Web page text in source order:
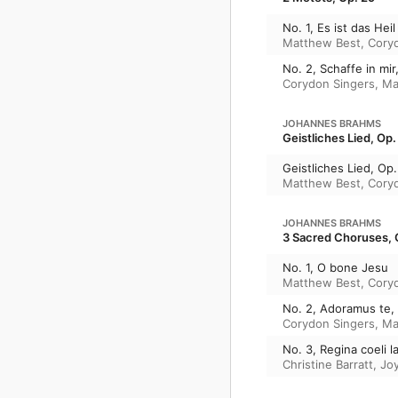
No. 1, Es ist das
Matthew Best,
No. 2, Schaffe in
Corydon Singers,
JOHANNES BRAHMS
Geistliches Lied, Op.
Geistliches Lied,
Matthew Best,
JOHANNES BRAHMS
3 Sacred Choruses,
No. 1, O bone Jesu
Matthew Best,
No. 2, Adoramus te,
Corydon Singers,
No. 3, Regina coeli
Christine Barratt,